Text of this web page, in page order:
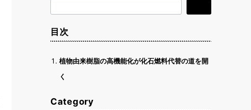
索
目次
植物由来樹脂の高機能化が化石燃料代替の道を開
く
Category